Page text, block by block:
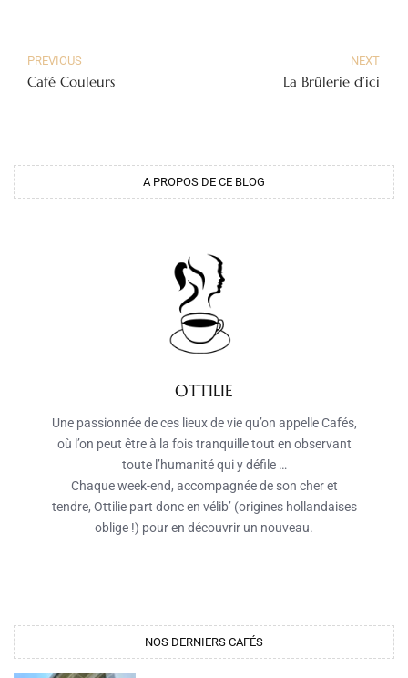
PREVIOUS
Café Couleurs
NEXT
La Brûlerie d’ici
A PROPOS DE CE BLOG
OTTILIE
Une passionnée de ces lieux de vie qu’on appelle Cafés,
où l’on peut être à la fois tranquille tout en observant
toute l’humanité qui y défile …
Chaque week-end, accompagnée de son cher et
tendre, Ottilie part donc en vélib’ (origines hollandaises
oblige !) pour en découvrir un nouveau.
NOS DERNIERS CAFÉS